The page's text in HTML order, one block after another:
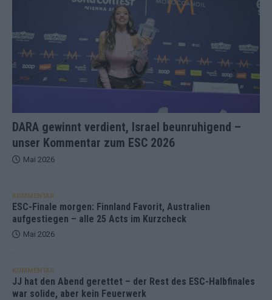
DARA gewinnt verdient, Israel beunruhigend –
unser Kommentar zum ESC 2026
Mai 2026
KOMMENTAR
ESC-Finale morgen: Finnland Favorit, Australien
aufgestiegen – alle 25 Acts im Kurzcheck
Mai 2026
KOMMENTAR
JJ hat den Abend gerettet – der Rest des ESC-Halbfinales
war solide, aber kein Feuerwerk